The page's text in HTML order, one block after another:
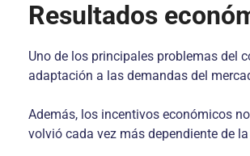
Resultados
Uno de los principales problemas del
adaptación a las demandas del
Además, los incentivos económicos
volvió cada vez más dependiente de